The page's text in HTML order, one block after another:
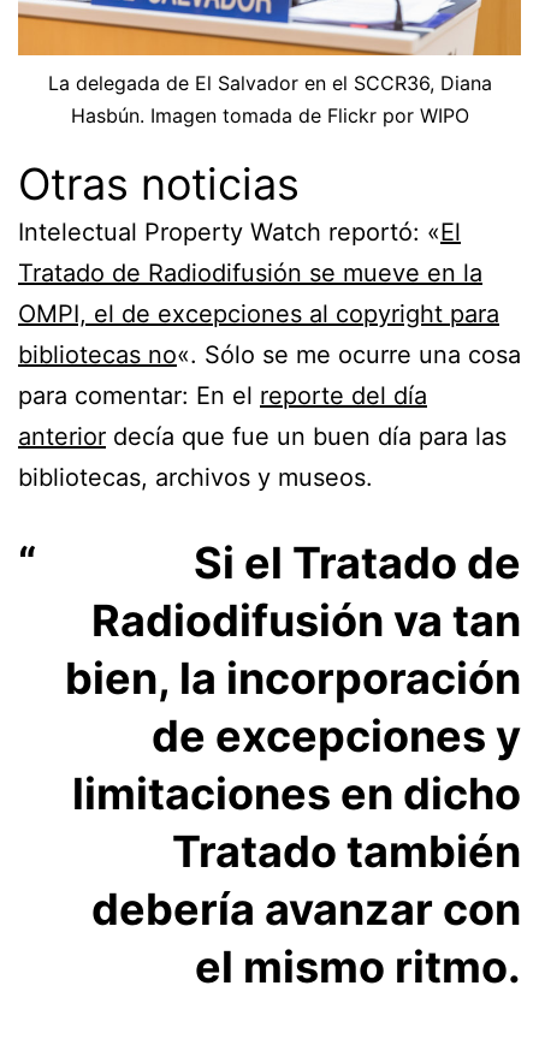
La delegada de El Salvador en el SCCR36, Diana
Hasbún. Imagen tomada de Flickr por WIPO
Otras noticias
Intelectual Property Watch reportó: «El
Tratado de Radiodifusión se mueve en la
OMPI, el de excepciones al copyright para
bibliotecas no«. Sólo se me ocurre una cosa
para comentar: En el reporte del día
anterior decía que fue un buen día para las
bibliotecas, archivos y museos.
Si el Tratado de
Radiodifusión va tan
bien, la incorporación
de excepciones y
limitaciones en dicho
Tratado también
debería avanzar con
el mismo ritmo.